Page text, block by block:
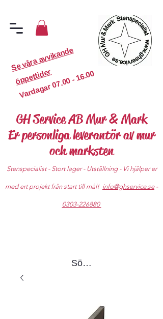
S
e
v
år
a
a
v
vi
k
a
n
d
e
ö
p
p
etti
d
er
Vardagar
07.00 - 16.00
GH Service AB Mur & Mark
Er personliga leverantör av mur
och marksten
Stenspecialist - Stort lager - Utställning - Vi hjälper er
med ert projekt från start till mål! info@ghservice.se-
0303-226880
Sök produkter